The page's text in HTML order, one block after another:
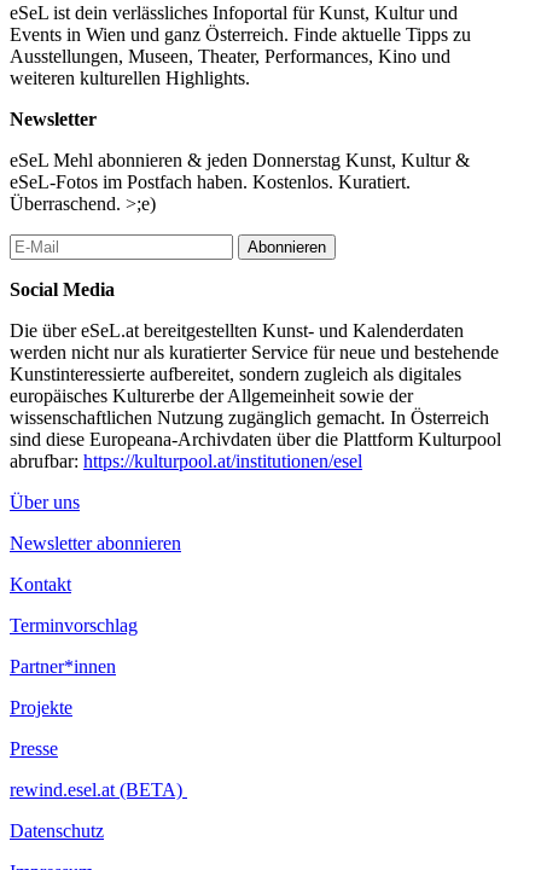
eSeL ist dein verlässliches Infoportal für Kunst, Kultur und
Events in Wien und ganz Österreich. Finde aktuelle Tipps zu
Ausstellungen, Museen, Theater, Performances, Kino und
weiteren kulturellen Highlights.
Newsletter
eSeL Mehl abonnieren & jeden Donnerstag Kunst, Kultur &
eSeL-Fotos im Postfach haben. Kostenlos. Kuratiert.
Überraschend. >;e)
Abonnieren
Social Media
Die über eSeL.at bereitgestellten Kunst- und Kalenderdaten
werden nicht nur als kuratierter Service für neue und bestehende
Kunstinteressierte aufbereitet, sondern zugleich als digitales
europäisches Kulturerbe der Allgemeinheit sowie der
wissenschaftlichen Nutzung zugänglich gemacht. In Österreich
sind diese Europeana-Archivdaten über die Plattform Kulturpool
abrufbar: https://kulturpool.at/institutionen/esel
Über uns
Newsletter abonnieren
Kontakt
Terminvorschlag
Partner*innen
Projekte
Presse
rewind.esel.at (BETA)
Datenschutz